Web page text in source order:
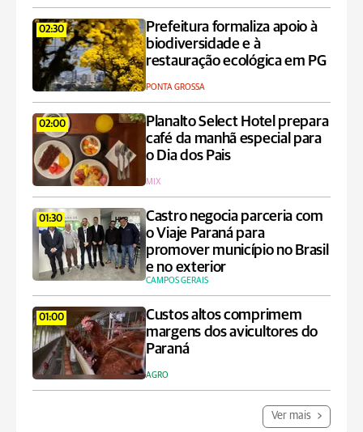
02:30
Prefeitura formaliza apoio à
biodiversidade e à
restauração ecológica em PG
PONTA GROSSA
02:00
Planalto Select Hotel prepara
café da manhã especial para
o Dia dos Pais
MIX
01:30
Castro negocia parceria com
o Viaje Paraná para
promover município no Brasil
e no exterior
CAMPOS GERAIS
01:00
Custos altos comprimem
margens dos avicultores do
Paraná
AGRO
Ver mais